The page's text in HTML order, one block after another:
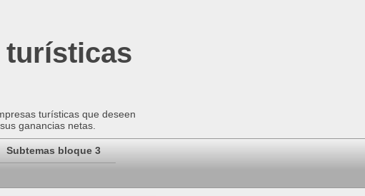
turísticas
turísticas que deseen
ganancias netas.
Subtemas bloque 3